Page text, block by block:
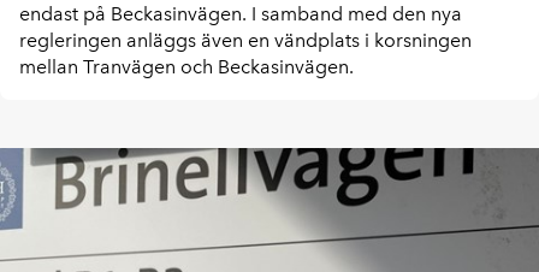
endast på Beckasinvägen. I samband med den nya
regleringen anläggs även en vändplats i korsningen
mellan Tranvägen och Beckasinvägen.